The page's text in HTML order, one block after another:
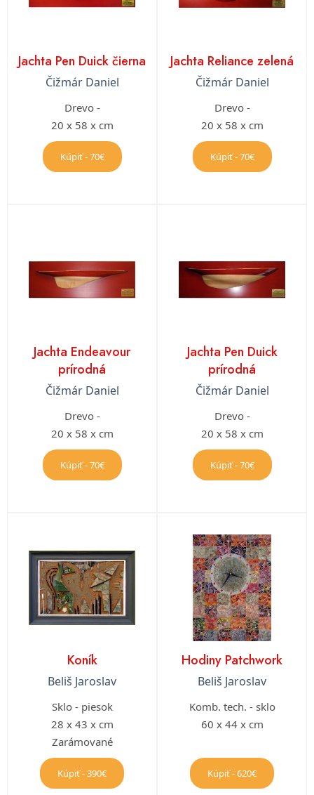
Jachta Pen Duick čierna
Čižmár Daniel
Drevo -
20 x 58 x cm
Kúpiť - 70€
Jachta Reliance zelená
Čižmár Daniel
Drevo -
20 x 58 x cm
Kúpiť - 70€
Jachta Endeavour
prírodná
Čižmár Daniel
Drevo -
20 x 58 x cm
Kúpiť - 70€
Jachta Pen Duick
prírodná
Čižmár Daniel
Drevo -
20 x 58 x cm
Kúpiť - 70€
Koník
Beliš Jaroslav
Sklo - piesok
28 x 43 x cm
Zarámované
Kúpiť - 390€
Hodiny Patchwork
Beliš Jaroslav
Komb. tech. - sklo
60 x 44 x cm
Kúpiť - 620€